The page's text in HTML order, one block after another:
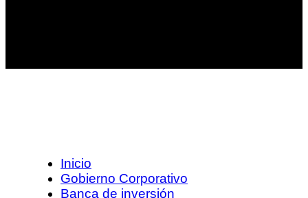
Inicio
Gobierno Corporativo
Banca de inversión